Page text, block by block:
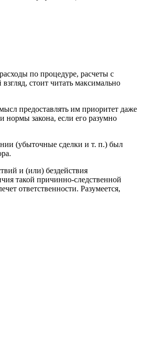
по процедуре, расчеты с
стоит читать максимально
предоставлять им приоритет даже
нормы закона, если его разумно
(убыточные сделки и т. п.) был
и (или) бездействия
такой причинно-следственной
ответственности. Разумеется,